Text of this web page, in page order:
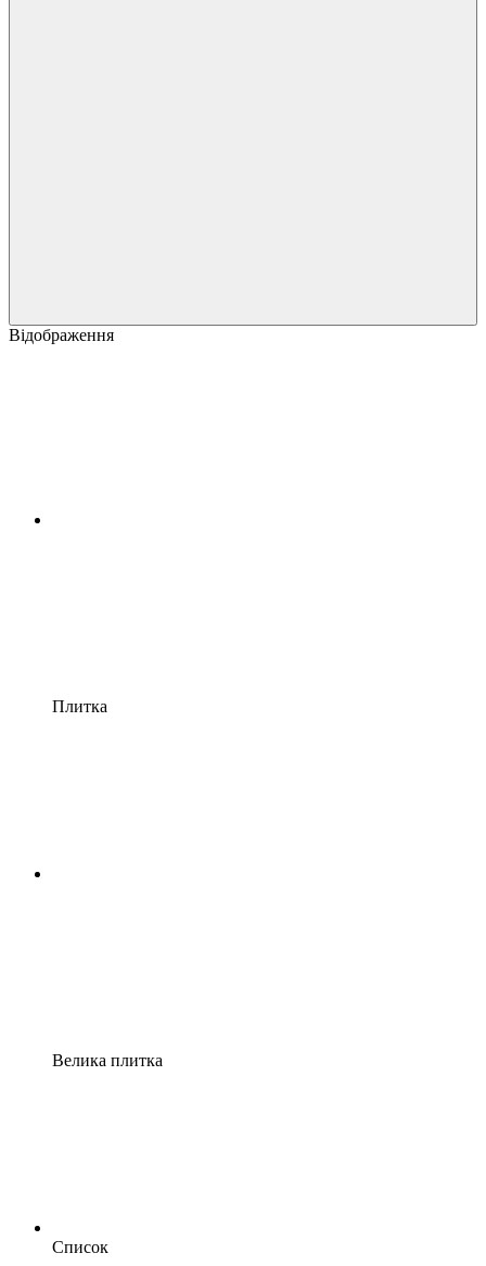
Відображення
Плитка
Велика плитка
Список